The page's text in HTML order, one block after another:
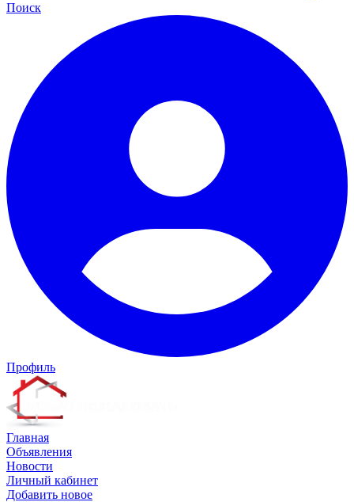
Поиск
Профиль
Главная
Объявления
Новости
Личный кабинет
Добавить новое